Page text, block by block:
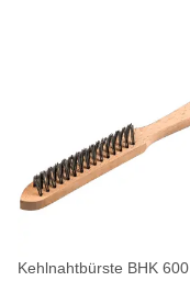
Kehlnahtbürste BHK 600